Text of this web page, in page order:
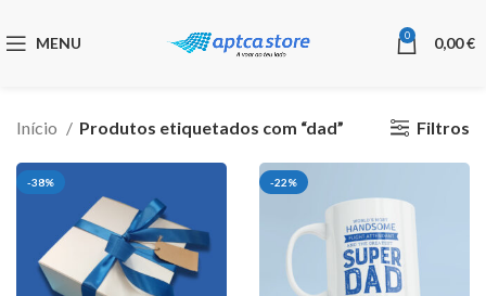
MENU 0 0,00€
Início Produtos etiquetados com “dad” Filtros
-38% -22%